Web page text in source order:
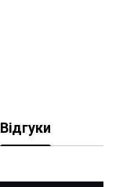
Відгуки